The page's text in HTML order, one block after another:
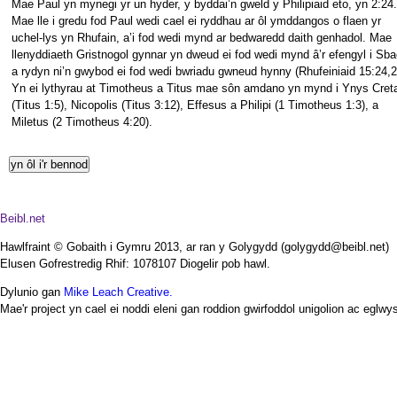
Mae Paul yn mynegi yr un hyder, y byddai’n gweld y Philipiaid eto, yn 2:24.
Mae lle i gredu fod Paul wedi cael ei ryddhau ar ôl ymddangos o flaen yr
uchel-lys yn Rhufain, a’i fod wedi mynd ar bedwaredd daith genhadol. Mae
llenyddiaeth Gristnogol gynnar yn dweud ei fod wedi mynd â’r efengyl i
a rydyn ni’n gwybod ei fod wedi bwriadu gwneud hynny (Rhufeiniaid
Yn ei lythyrau at Timotheus a Titus mae sôn amdano yn mynd i Ynys
(Titus 1:5), Nicopolis (Titus 3:12), Effesus a Philipi (1 Timotheus 1:3), a
Miletus (2 Timotheus 4:20).
Beibl.net
Hawlfraint © Gobaith i Gymru 2013, ar ran y Golygydd (golygydd@beibl.net)
Elusen Gofrestredig Rhif: 1078107 Diogelir pob hawl.
Dylunio gan Mike Leach Creative.
Mae'r project yn cael ei noddi eleni gan roddion gwirfoddol unigolion ac